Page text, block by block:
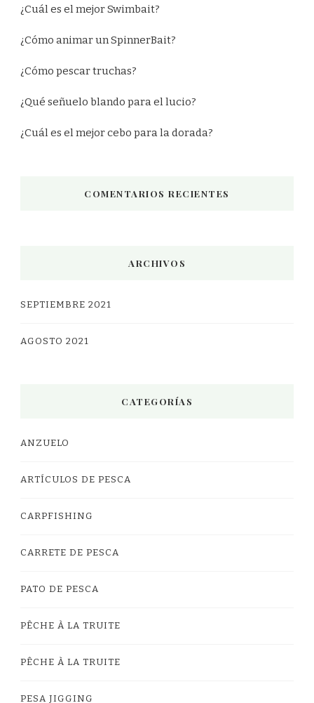
¿Cuál es el mejor Swimbait?
¿Cómo animar un SpinnerBait?
¿Cómo pescar truchas?
¿Qué señuelo blando para el lucio?
¿Cuál es el mejor cebo para la dorada?
COMENTARIOS RECIENTES
ARCHIVOS
SEPTIEMBRE 2021
AGOSTO 2021
CATEGORÍAS
ANZUELO
ARTÍCULOS DE PESCA
CARPFISHING
CARRETE DE PESCA
PATO DE PESCA
PÊCHE À LA TRUITE
PÊCHE À LA TRUITE
PESA JIGGING